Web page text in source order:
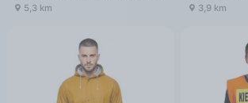
5,3 km 3,9 km